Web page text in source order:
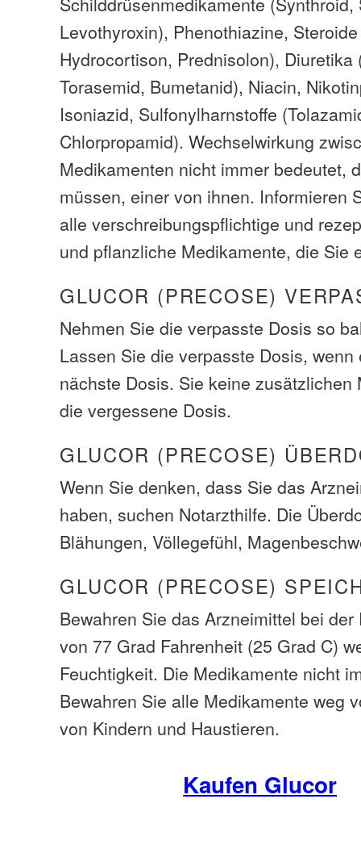
Levothyroxin), Phenothiazine,
Hydrocortison, Prednisolon), Diuretika
Torasemid, Bumetanid), Niacin,
Isoniazid, Sulfonylharnstoffe
Chlorpropamid). Wechselwirkung
Medikamenten nicht immer bedeutet,
müssen, einer von ihnen. Informieren
alle verschreibungspflichtige und
und pflanzliche Medikamente, die Sie
GLUCOR (PRECOSE)
Nehmen Sie die verpasste Dosis so
Lassen Sie die verpasste Dosis,
nächste Dosis. Sie keine zusätzlichen
die vergessene Dosis.
GLUCOR (PRECOSE)
Wenn Sie denken, dass Sie das
haben, suchen Notarzthilfe. Die
Blähungen, Völlegefühl,
GLUCOR (PRECOSE)
Bewahren Sie das Arzneimittel bei
von 77 Grad Fahrenheit (25 Grad C)
Feuchtigkeit. Die Medikamente nicht
Bewahren Sie alle Medikamente weg
von Kindern und Haustieren.
Kaufen Glucor